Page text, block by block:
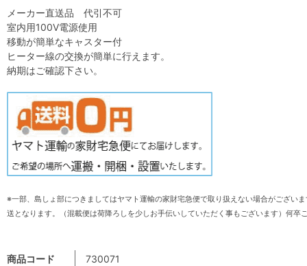
商品コード 730071
メーカー直送品 代引不可
室内用100V電源使用
移動が簡単なキャスター付
ヒーター線の交換が簡単に行えます。
納期はご確認下さい。
※一部、島しょ部につきましてはヤマト運輸の家財宅急便で取り扱えない場合がござい
送となります。（混載便は荷降ろしを少しお手伝いしていただく事もございます）何卒